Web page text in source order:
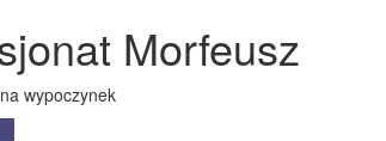
Morfeusz
wypoczynek